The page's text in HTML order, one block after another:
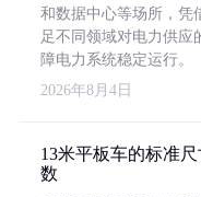
和数据中心等场所，凭
足不同领域对电力供应
障电力系统稳定运行。
2026年8月4日
13米平板车的标准
数